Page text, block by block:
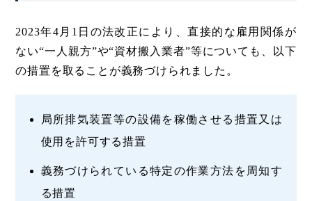
2023年4月1日の法改正により、直接的な雇用関係が
ない“一人親方”や“資材搬入業者”等についても、以下
の措置を取ることが義務づけられました。
局所排気装置等の設備を稼働させる措置又は
使用を許可する措置
義務づけられている特定の作業方法を周知す
る措置